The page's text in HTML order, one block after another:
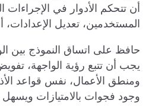
أن تتحكم الأدوار في الإجراءات
المستخدمين، تعديل
حافظ على اتساق النموذج بين
يجب أن تتبع رؤية الواجهة،
ومنطق الأعمال، نفس قواعد
وجود فجوات بالامتيازات ويسهل